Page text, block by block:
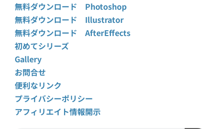
無料ダウンロード Photoshop
無料ダウンロード Illustrator
無料ダウンロード AfterEffects
初めてシリーズ
Gallery
お問合せ
便利なリンク
プライバシーポリシー
アフィリエイト情報開示